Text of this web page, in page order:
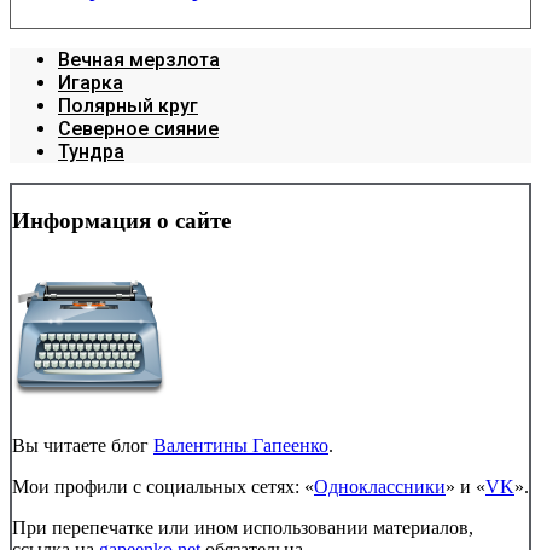
Вечная мерзлота
Игарка
Полярный круг
Северное сияние
Тундра
Информация о сайте
Вы читаете блог Валентины Гапеенко.
Мои профили с социальных сетях: «Одноклассники» и «VK».
При перепечатке или ином использовании материалов,